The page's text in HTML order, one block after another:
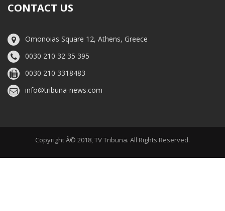
CONTACT US
Omonoias Square 12, Athens, Greece
0030 210 32 35 395
0030 210 3318483
info@tribuna-news.com
Copyright Â© 2018, TV Tribuna. All Rights Reserved.